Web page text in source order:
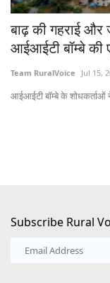
बाढ़ की गहराई
आईआईटी बॉम्बे की
Team RuralVoice Jul 15,
आईआईटी बॉम्बे के शोधकर्ताओं
Subscribe Rural